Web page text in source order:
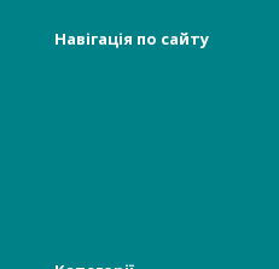
Навігація по сайту